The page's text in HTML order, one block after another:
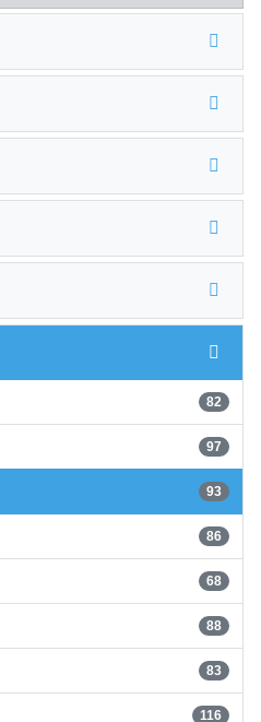
82
97
93
86
68
88
83
116